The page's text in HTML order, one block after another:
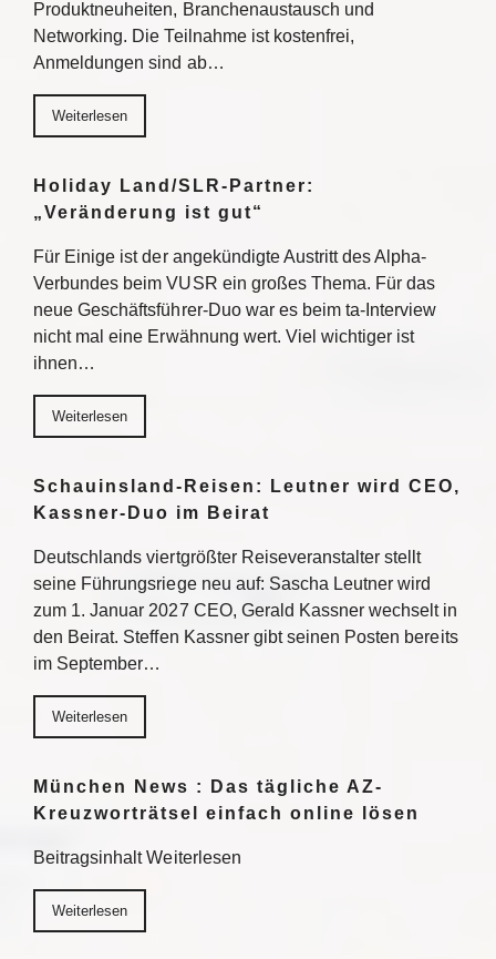
Produktneuheiten, Branchenaustausch und
Networking. Die Teilnahme ist kostenfrei,
Anmeldungen sind ab…
Weiterlesen
Holiday Land/SLR-Partner:
„Veränderung ist gut“
Für Einige ist der angekündigte Austritt des Alpha-
Verbundes beim VUSR ein großes Thema. Für das
neue Geschäftsführer-Duo war es beim ta-Interview
nicht mal eine Erwähnung wert. Viel wichtiger ist
ihnen…
Weiterlesen
Schauinsland-Reisen: Leutner wird CEO,
Kassner-Duo im Beirat
Deutschlands viertgrößter Reiseveranstalter stellt
seine Führungsriege neu auf: Sascha Leutner wird
zum 1. Januar 2027 CEO, Gerald Kassner wechselt in
den Beirat. Steffen Kassner gibt seinen Posten bereits
im September…
Weiterlesen
München News : Das tägliche AZ-
Kreuzworträtsel einfach online lösen
Beitragsinhalt Weiterlesen
Weiterlesen